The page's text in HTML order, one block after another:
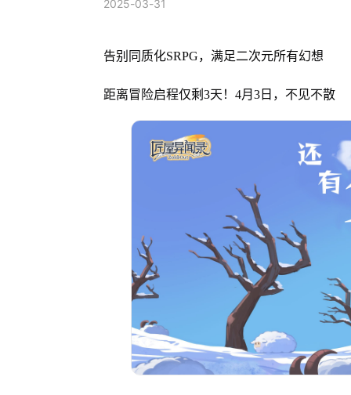
2025-03-31
告别同质化SRPG，满足二次元所有幻想
距离冒险启程仅剩3天！4月3日，不见不散